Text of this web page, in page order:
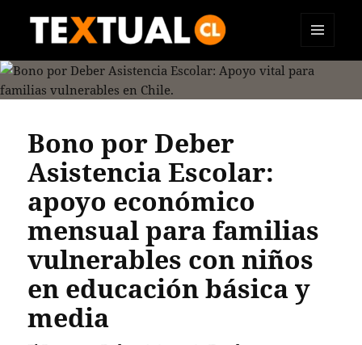
TEXTUAL
Bono por Deber
Asistencia Escolar:
apoyo económico
mensual para familias
vulnerables con niños
en educación básica y
media